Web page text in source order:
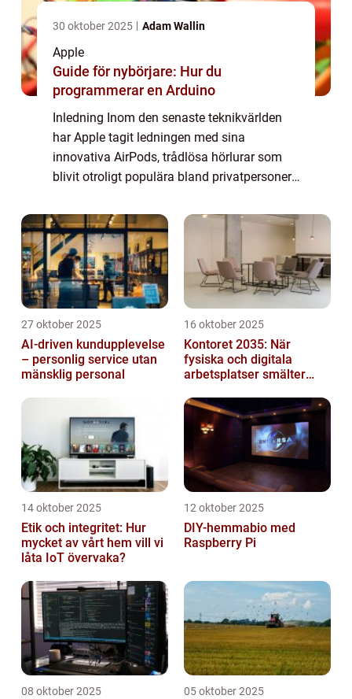
30 oktober 2025 Adam Wallin
Apple
Guide för nybörjare: Hur du
programmerar en Arduino
Inledning Inom den senaste teknikvärlden
har Apple tagit ledningen med sina
innovativa AirPods, trådlösa hörlurar som
blivit otroligt populära bland privatpersoner.
enastående ljudkvalitet och bekvämlighet
utan...
27 oktober 2025
AI-driven kundupplevelse
– personlig service utan
mänsklig personal
16 oktober 2025
Kontoret 2035: När
fysiska och digitala
arbetsplatser smälter
14 oktober 2025
Etik och integritet: Hur
mycket av vårt hem vill vi
låta IoT övervaka?
12 oktober 2025
DIY-hemmabio med
Raspberry Pi
08 oktober 2025 05 oktober 2025